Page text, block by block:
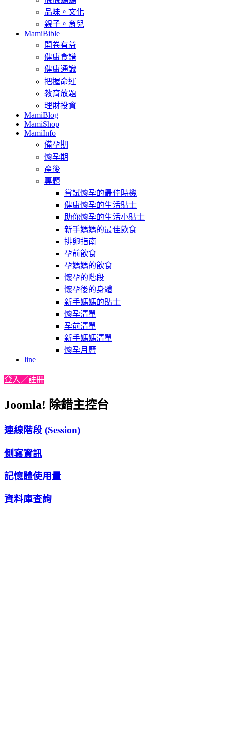
品味。文化
親子。育兒
MamiBible
開卷有益
健康食譜
健康通識
把握命運
教育放題
理財投資
MamiBlog
MamiShop
MamiInfo
備孕期
懷孕期
產後
專題
嘗試懷孕的最佳時機
健康懷孕的生活貼士
助你懷孕的生活小貼士
新手媽媽的最佳飲食
排卵指南
孕前飲食
孕媽媽的飲食
懷孕的階段
懷孕後的身體
新手媽媽的貼士
懷孕清單
孕前清單
新手媽媽清單
懷孕月曆
line
登入／註冊
Joomla! 除錯主控台
連線階段 (Session)
側寫資訊
記憶體使用量
資料庫查詢